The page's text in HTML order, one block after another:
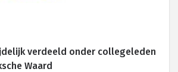
verdeeld onder collegeleden
Waard